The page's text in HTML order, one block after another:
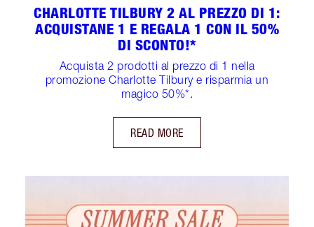
CHARLOTTE TILBURY 2 AL PREZZO DI 1:
ACQUISTANE 1 E REGALA 1 CON IL 50%
DI SCONTO!*
Acquista 2 prodotti al prezzo di 1 nella
promozione Charlotte Tilbury e risparmia un
magico 50%*.
READ MORE